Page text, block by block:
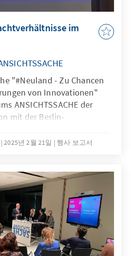
im
"#Neuland - Zu Chancen
von Innovationen"
ANSICHTSSACHE der
mit der Berlin-
2025년 2월 21일 행사 보고서